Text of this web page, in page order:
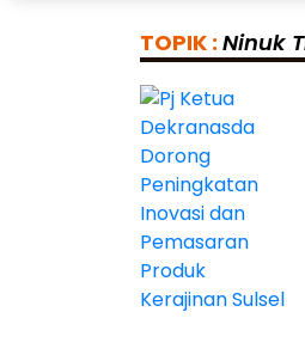
TOPIK : Ninuk